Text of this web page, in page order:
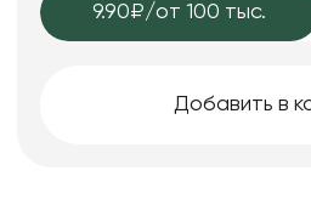
9.90₽/от 100 тыс.
Добавить в